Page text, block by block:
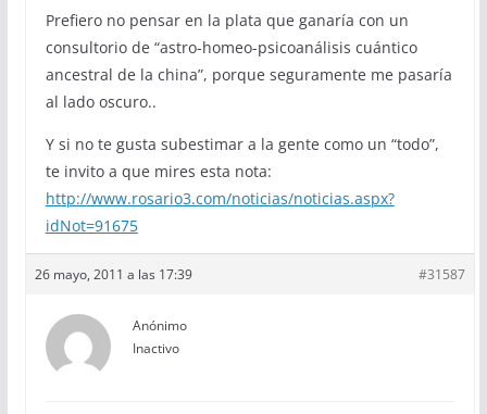
Prefiero no pensar en la plata que ganaría con un
consultorio de “astro-homeo-psicoanálisis cuántico
ancestral de la china”, porque seguramente me pasaría
al lado oscuro..
Y si no te gusta subestimar a la gente como un “todo”,
te invito a que mires esta nota:
http://www.rosario3.com/noticias/noticias.aspx?
idNot=91675
26 mayo, 2011 a las 17:39 #31587
Anónimo
Inactivo